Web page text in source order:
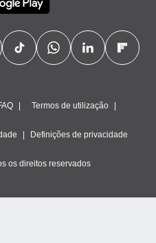
Termos de utilização
Definições de privacidade
os direitos reservados